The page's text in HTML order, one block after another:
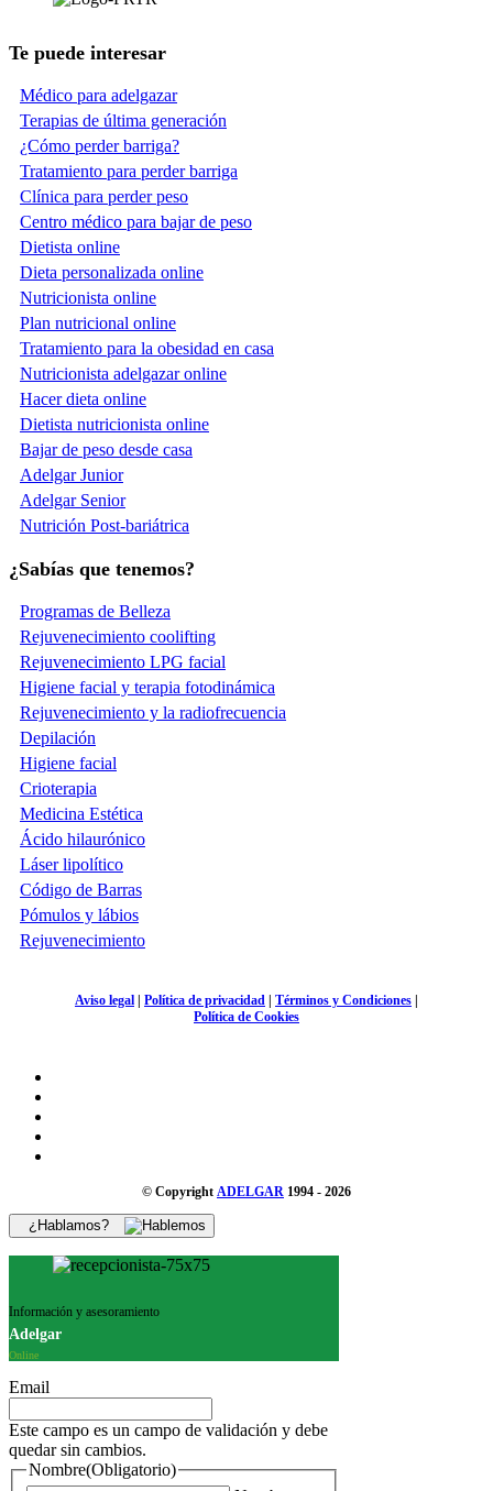
Te puede interesar
Médico para adelgazar
Terapias de última generación
¿Cómo perder barriga?
Tratamiento para perder barriga
Clínica para perder peso
Centro médico para bajar de peso
Dietista online
Dieta personalizada online
Nutricionista online
Plan nutricional online
Tratamiento para la obesidad en casa
Nutricionista adelgazar online
Hacer dieta online
Dietista nutricionista online
Bajar de peso desde casa
Adelgar Junior
Adelgar Senior
Nutrición Post-bariátrica
¿Sabías que tenemos?
Programas de Belleza
Rejuvenecimiento coolifting
Rejuvenecimiento LPG facial
Higiene facial y terapia fotodinámica
Rejuvenecimiento y la radiofrecuencia
Depilación
Higiene facial
Crioterapia
Medicina Estética
Ácido hilaurónico
Láser lipolítico
Código de Barras
Pómulos y lábios
Rejuvenecimiento
Aviso legal | Política de privacidad | Términos y Condiciones |
Política de Cookies
© Copyright ADELGAR 1994 - 2026
¿Hablamos?
Información y asesoramiento
Adelgar
Online
Email
Este campo es un campo de validación y debe
quedar sin cambios.
Nombre(Obligatorio)